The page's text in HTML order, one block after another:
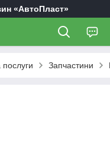
«АвтоПласт»
Запчастини